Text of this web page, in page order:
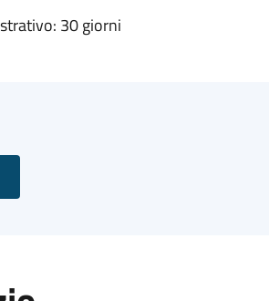
30 giorni